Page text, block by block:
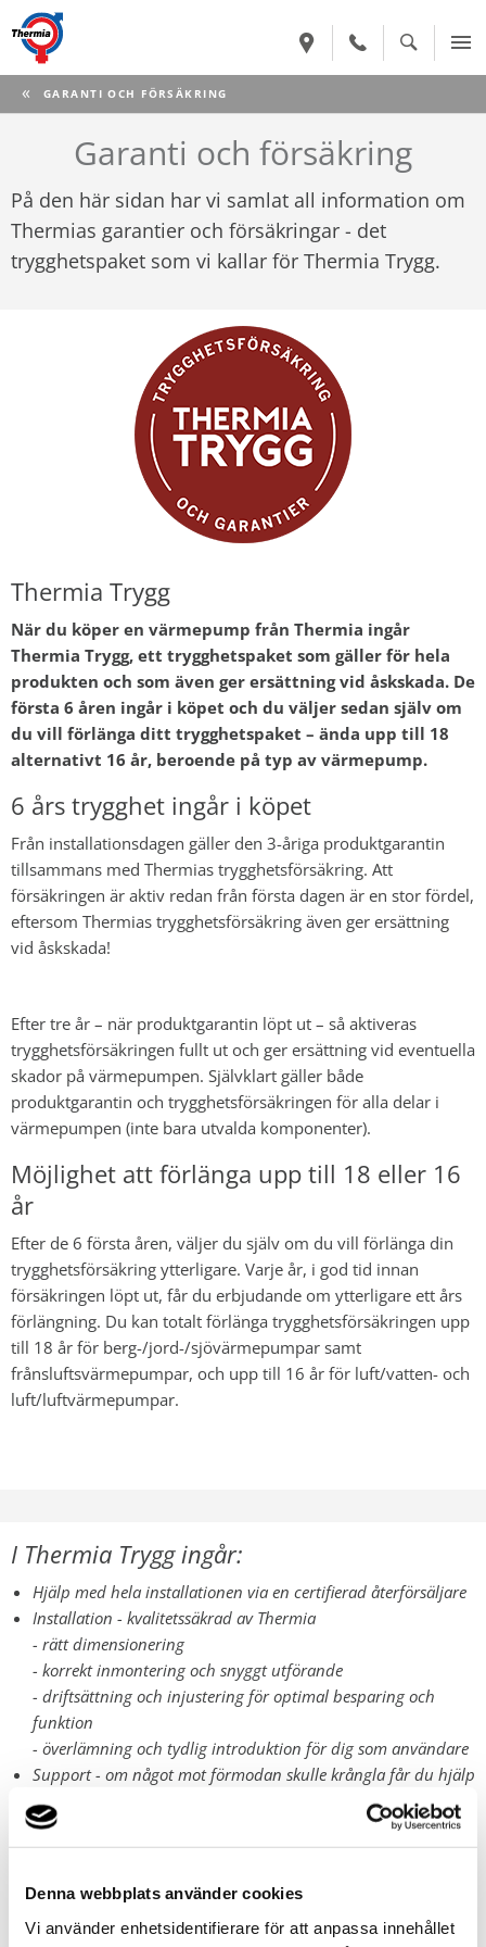
Denna webbplats använder cookies
Vi använder enhetsidentifierare för att anpassa innehållet
CURRENT:
GARANTI OCH FÖRSÄKRING
Garanti och försäkring
På den här sidan har vi samlat all information om
Thermias garantier och försäkringar - det
trygghetspaket som vi kallar för Thermia Trygg.
Thermia Trygg
När du köper en värmepump från Thermia ingår
Thermia Trygg, ett trygghetspaket som gäller för hela
produkten och som även ger ersättning vid åskskada. De
första 6 åren ingår i köpet och du väljer sedan själv om
du vill förlänga ditt trygghetspaket – ända upp till 18
alternativt 16 år, beroende på typ av värmepump.
6 års trygghet ingår i köpet
Från installationsdagen gäller den 3-åriga produktgarantin
tillsammans med Thermias trygghetsförsäkring. Att
försäkringen är aktiv redan från första dagen är en stor fördel,
eftersom Thermias trygghetsförsäkring även ger ersättning
vid åskskada!
Efter tre år – när produktgarantin löpt ut – så aktiveras
trygghetsförsäkringen fullt ut och ger ersättning vid eventuella
skador på värmepumpen. Självklart gäller både
produktgarantin och trygghetsförsäkringen för alla delar i
värmepumpen (inte bara utvalda komponenter).
Möjlighet att förlänga upp till 18 eller 16
år
Efter de 6 första åren, väljer du själv om du vill förlänga din
trygghetsförsäkring ytterligare. Varje år, i god tid innan
försäkringen löpt ut, får du erbjudande om ytterligare ett års
förlängning. Du kan totalt förlänga trygghetsförsäkringen upp
till 18 år för berg-/jord-/sjövärmepumpar samt
frånsluftsvärmepumpar, och upp till 16 år för luft/vatten- och
luft/luftvärmepumpar.
I Thermia Trygg ingår:
Hjälp med hela installationen via en certifierad återförsäljare
Installation - kvalitetssäkrad av Thermia
- rätt dimensionering
- korrekt inmontering och snyggt utförande
- driftsättning och injustering för optimal besparing och
funktion
- överlämning och tydlig introduktion för dig som användare
Support - om något mot förmodan skulle krångla får du hjälp
av Sveriges bästa återförsäljarnät
10 års garanti på värmepumpens varmvattenberedare - se
nedan